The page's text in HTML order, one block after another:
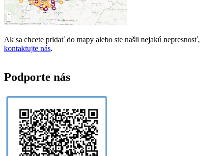
Ak sa chcete pridať do mapy alebo ste našli nejakú nepresnosť,
kontaktujte nás.
Podporte nás